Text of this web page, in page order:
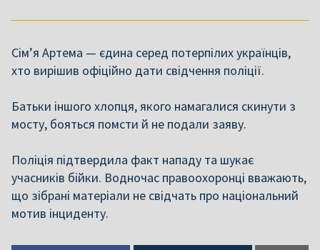
Сім’я Артема — єдина серед потерпілих українців,
хто вирішив офіційно дати свідчення поліції.
Батьки іншого хлопця, якого намагалися скинути з
мосту, бояться помсти й не подали заяву.
Поліція підтвердила факт нападу та шукає
учасників бійки. Водночас правоохоронці вважають,
що зібрані матеріали не свідчать про національний
мотив інциденту.